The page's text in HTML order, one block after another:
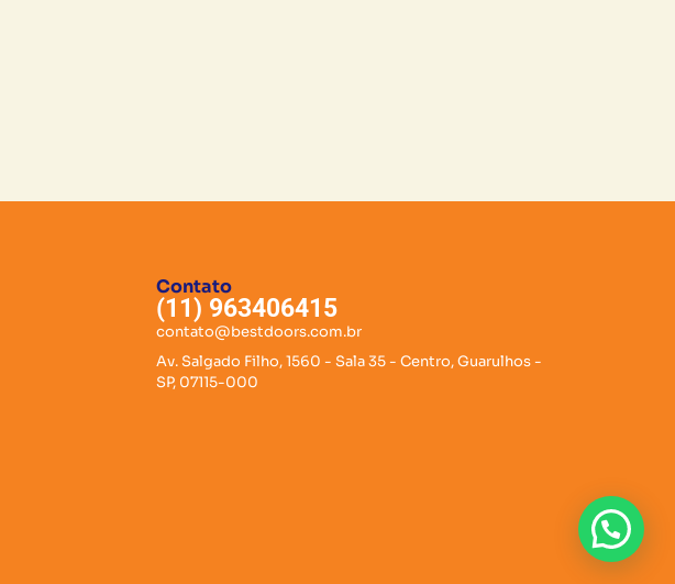
Contato
(11) 963406415
contato@bestdoors.com.br
Av. Salgado Filho, 1560 - Sala 35 - Centro, Guarulhos -
SP, 07115-000